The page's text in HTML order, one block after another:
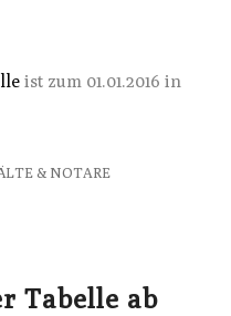
ist zum 01.01.2016 in
& NOTARE
Tabelle ab